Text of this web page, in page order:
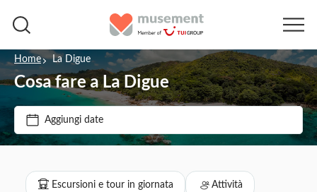
Home La Digue
Cosa fare a La Digue
Aggiungi date
Filtra per prezzo (Adulto)
Opzioni biglietto
Ingresso incluso
Filtra per categorie
Escursioni e tour in giornata Attività